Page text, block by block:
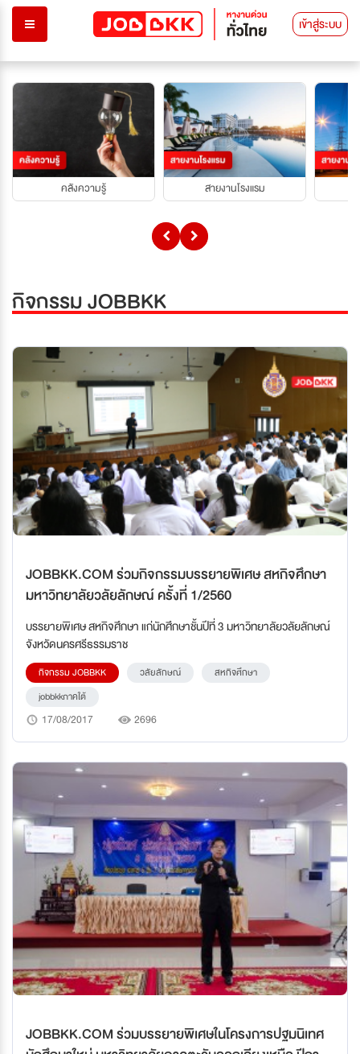
เข้าสู่ระบบ
คลังความรู้ สายงานโรงแรม
กิจกรรม JOBBKK
่JOBBKK.COM ร่วมกิจกรรมบรรยายพิเศษ สหกิจศึกษา
มหาวิทยาลัยวลัยลักษณ์ ครั้งที่ 1/2560
บรรยายพิเศษ สหกิจศึกษา แก่นักศึกษาชั้นปีที่ 3 มหาวิทยาลัยวลัยลักษณ์
จังหวัดนครศรีธรรมราช
กิจกรรม JOBBKK วลัยลักษณ์
สหกิจศึกษา
jobbkkภาคใต้
17/08/2017 2696
JOBBKK.COM ร่วมบรรยายพิเศษในโครงการปฐมนิเทศ